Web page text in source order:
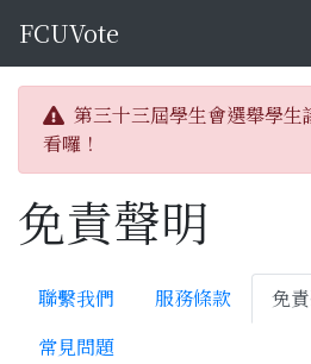
FCUVote
第三十三屆學生會選舉學生
看囉！
免責聲明
聯繫我們 服務條款 免
常見問題